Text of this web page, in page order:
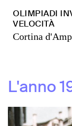
OLIMPIADI
VELOCITÀ
Cortina
L'anno